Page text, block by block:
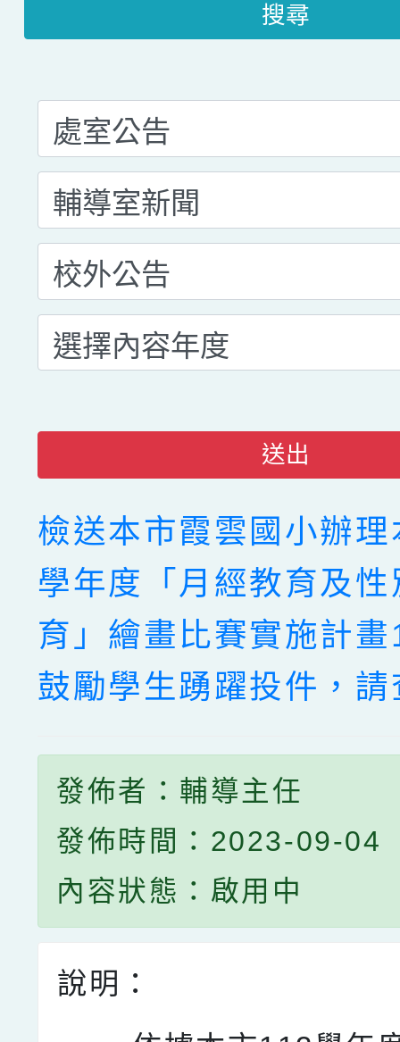
搜尋
送出
檢送本市霞雲國小辦
學年度「月經教育及
育」繪畫比賽實施計
鼓勵學生踴躍投件，請
發佈者：輔導主任
發佈時間：2023-09-04
內容狀態：啟用中
說明：